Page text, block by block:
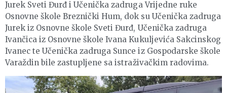
Jurek Sveti Đurđ i Učenička zadruga Vrijedne ruke
Osnovne škole Breznički Hum, dok su Učenička zadruga
Jurek iz Osnovne škole Sveti Đurđ, Učenička zadruga
Ivančica iz Osnovne škole Ivana Kukuljevića Sakcinskog
Ivanec te Učenička zadruga Sunce iz Gospodarske škole
Varaždin bile zastupljene sa istraživačkim radovima.